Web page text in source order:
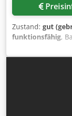
Zustand: gut
funktionsfähig,
Typ: ERE 225
2500 kg